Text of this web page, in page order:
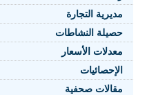
النصوص 2021
FRANÇAIS
مديرية التجارة
حصيلة النشاطات
معدلات الأسعار
الإحصائيات
مقالات صحفية